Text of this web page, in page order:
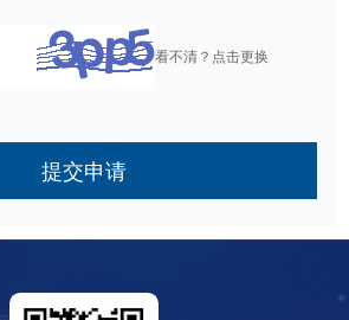
看不清？点击更换
提交申请